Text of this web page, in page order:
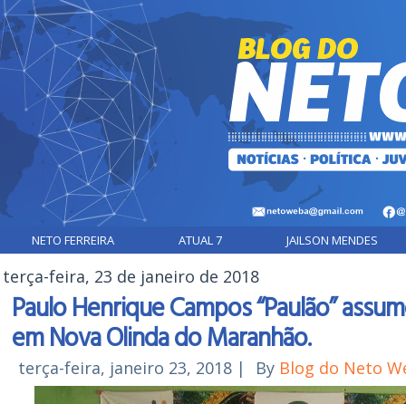
NETO FERREIRA ATUAL 7 JAILSON MENDES
terça-feira, 23 de janeiro de 2018
Paulo Henrique Campos “Paulão”
em Nova Olinda do Maranhão.
terça-feira, janeiro 23, 2018 | By Blog do Neto